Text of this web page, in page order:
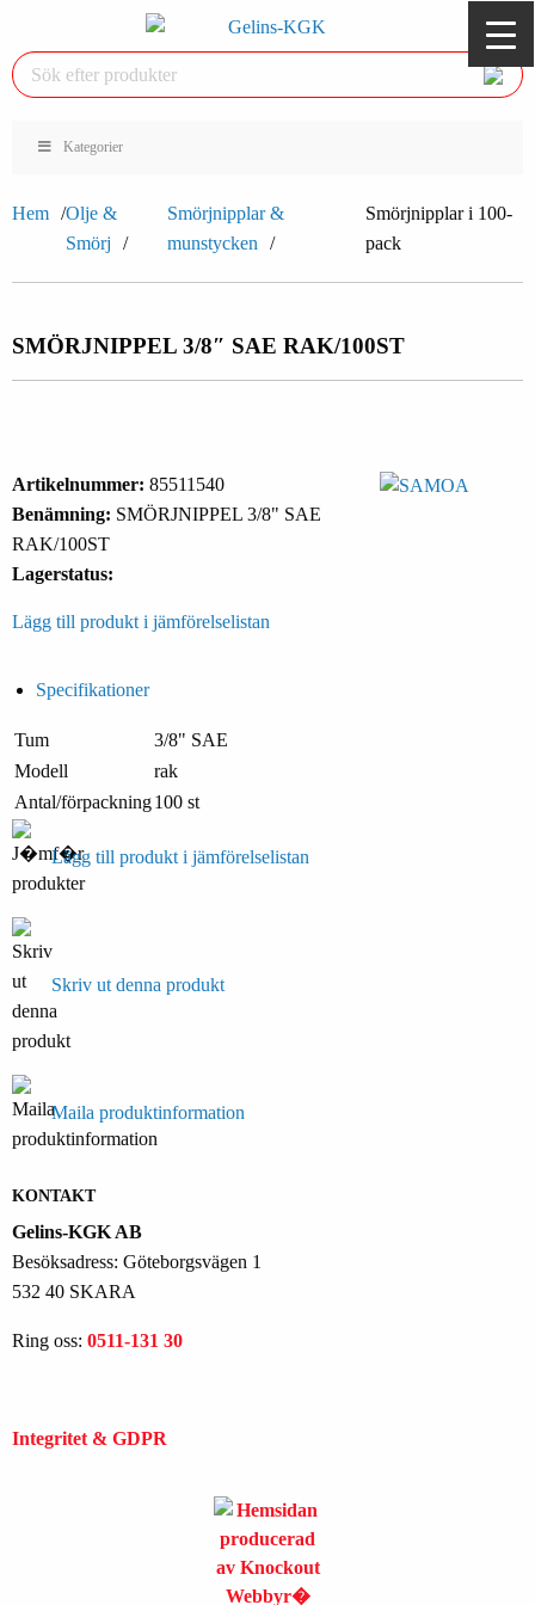
Kategorier
Hem
Olje &
Smörj
Smörjnipplar &
munstycken
Smörjnipplar i 100-
pack
SMÖRJNIPPEL 3/8″ SAE RAK/100ST
Artikelnummer: 85511540
Benämning: SMÖRJNIPPEL 3/8" SAE
RAK/100ST
Lagerstatus:
Lägg till produkt i jämförelselistan
Specifikationer
Tum
3/8" SAE
Modell
rak
Antal/förpackning100 st
Lägg till produkt i jämförelselistan
Skriv ut denna produkt
Maila produktinformation
KONTAKT
Gelins-KGK AB
Besöksadress: Göteborgsvägen 1
532 40 SKARA
Ring oss: 0511-131 30
Integritet & GDPR